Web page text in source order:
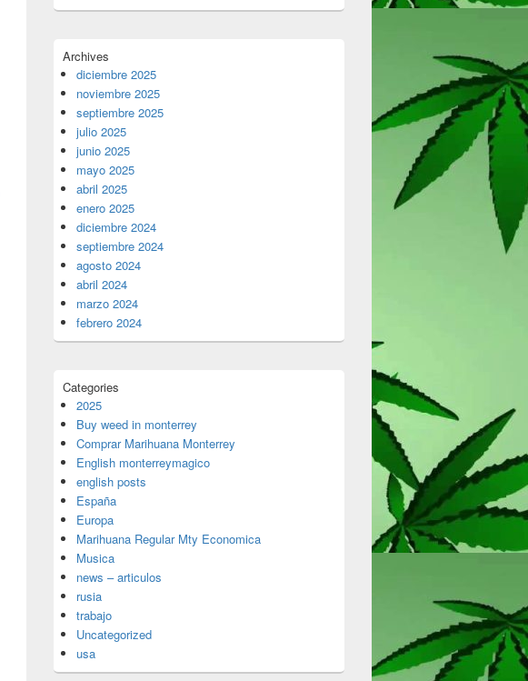
Archives
diciembre 2025
noviembre 2025
septiembre 2025
julio 2025
junio 2025
mayo 2025
abril 2025
enero 2025
diciembre 2024
septiembre 2024
agosto 2024
abril 2024
marzo 2024
febrero 2024
Categories
2025
Buy weed in monterrey
Comprar Marihuana Monterrey
English monterreymagico
english posts
España
Europa
Marihuana Regular Mty Economica
Musica
news – articulos
rusia
trabajo
Uncategorized
usa